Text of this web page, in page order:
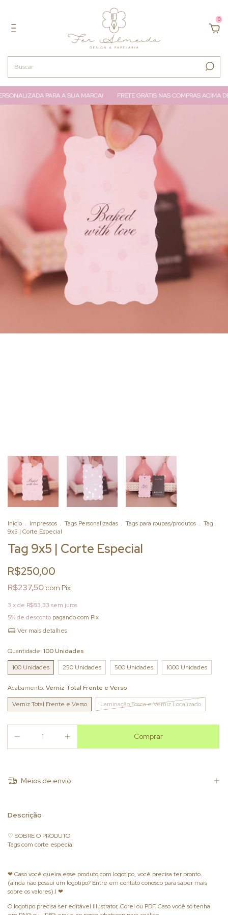
0
PARA A SUA MARCA! FRETE GRÁTIS NAS COMPRAS ACIMA
Início . Impressos . Tags Personalizadas . Tags para roupas/produtos . Tag
9x5 | Corte Especial
Tag 9x5 | Corte Especial
R$250,00
R$237,50 com Pix
3 x de R$83,33 sem juros
5% de desconto pagando com Pix
Ver mais detalhes
Quantidade: 100 Unidades
100 Unidades
250 Unidades 500 Unidades 1000 Unidades
Acabamento: Verniz Total Frente e Verso
Verniz Total Frente e Verso
Laminação Fosca e Verniz Localizado
Meios de envio
Descrição
♡ SOBRE O PRODUTO:
Tags com corte especial
❤ Caso você queira esse produto com logotipo, você precisa ter pronto.
(ainda não possui um logotipo? Entre em contato conosco para saber mais
sobre os valores).l ❤
O logotipo precisa ser editável Illustrator, Corel ou PDF. Caso você só tenha